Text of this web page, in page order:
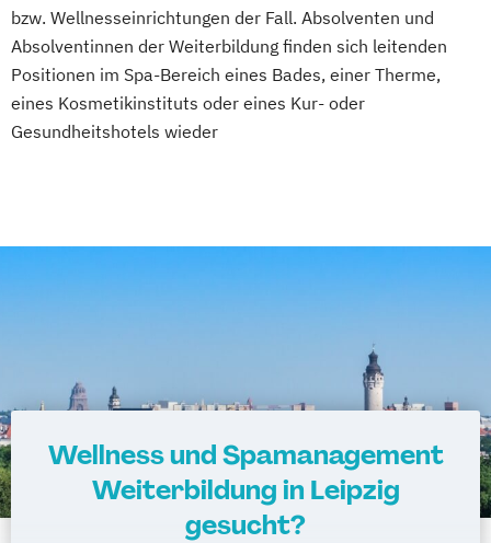
Gesundheitsmanagement
Fachtrainer/in für Sportrehabilitation
Fachwirt/in für Prävention und
Gesundheitsförderung (IHK)
Ganzheitlicher Ernährungsberater
Gesundheitsmanagement
Heilpraktiker - Vorbereitung auf die
amtsärztliche Überprüfung
Ketogene Ernährung Kindersport Trainer
bzw. Wellnesseinrichtungen der Fall. Absolventen und
Absolventinnen der Weiterbildung finden sich leitenden
Positionen im Spa-Bereich eines Bades, einer Therme,
eines Kosmetikinstituts oder eines Kur- oder
Gesundheitshotels wieder
Wellness und Spamanagement
Weiterbildung in Leipzig
gesucht?